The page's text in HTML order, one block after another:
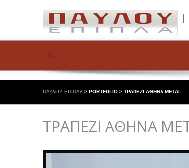
ΠΑΥΛΟΥ ΕΠΙΠΛΑ > PORTFOLIO > ΤΡΑΠΕΖΙ ΑΘΗΝΑ METAL
ΤΡΑΠΕΖΙ ΑΘΗΝΑ